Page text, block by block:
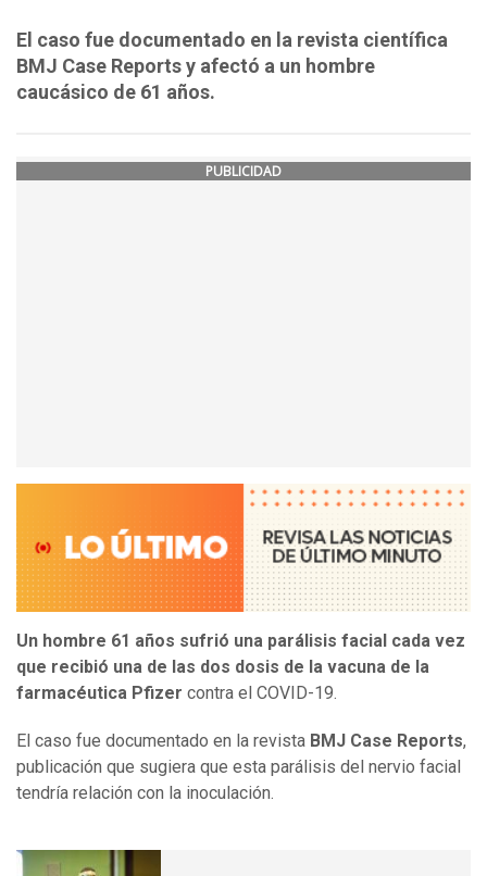
El caso fue documentado en la revista científica
BMJ Case Reports y afectó a un hombre
caucásico de 61 años.
PUBLICIDAD
Un hombre 61 años sufrió una parálisis facial cada vez
que recibió una de las dos dosis de la vacuna de la
farmacéutica Pfizer contra el COVID-19.
El caso fue documentado en la revista BMJ Case Reports,
publicación que sugiera que esta parálisis del nervio facial
tendría relación con la inoculación.